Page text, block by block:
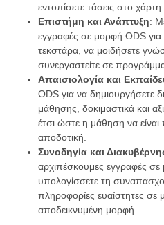
εντοπίσετε τάσεις στο
Επιστήμη και Ανάπτυξη:
εγγραφές σε μορφή ODS για
τεκστάρα, να μοιδήσετε
συνεργαστείτε σε
Απαισιολογία και
ODS για να δημιουργήσετε
μάθησης, δοκιμαστικά και
έτσι ώστε η μάθηση να
αποδοτική.
Συνοδηγία και
αρχιπέσκουμες εγγραφές
υπολογίσσετε τη
πληροφορίες ευαίστητες σε
αποδεικνυμένη μορφή.